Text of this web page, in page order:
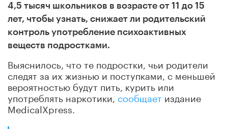
4,5 тысяч школьников в возрасте от 11 до 15
лет, чтобы узнать, снижает ли родительский
контроль употребление психоактивных
веществ подростками.
Выяснилось, что те подростки, чьи родители
следят за их жизнью и поступками, с меньшей
вероятностью будут пить, курить или
употреблять наркотики, сообщает издание
MedicalXpress.